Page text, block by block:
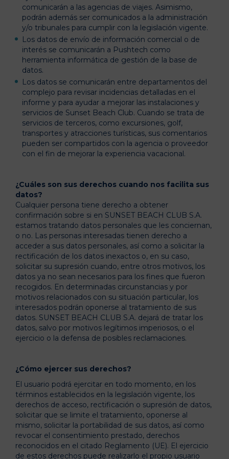
comunicarán a las agencias de viajes. Asimismo,
podrán además ser comunicados a la administración
y/o tribunales para cumplir con la legislación vigente.
Los datos de envío de información comercial o de
interés se comunicarán a Pushtech como
herramienta informática de gestión de la base de
datos.
Los datos se comunicarán entre departamentos del
complejo para revisar incidencias detalladas en el
informe y para ayudar a mejorar las instalaciones y
servicios de Sunset Beach Club. Cuando se trata de
servicios de terceros, como excursiones, golf,
transportes y atracciones turísticas, sus comentarios
pueden ser compartidos con la agencia o proveedor
con el fin de mejorar la experiencia vacacional.
¿Cuáles son sus derechos cuando nos facilita sus
datos?
Cualquier persona tiene derecho a obtener
confirmación sobre si en SUNSET BEACH CLUB S.A.
estamos tratando datos personales que les conciernan,
o no. Las personas interesadas tienen derecho a
acceder a sus datos personales, así como a solicitar la
rectificación de los datos inexactos o, en su caso,
solicitar su supresión cuando, entre otros motivos, los
datos ya no sean necesarios para los fines que fueron
recogidos. En determinadas circunstancias y por
motivos relacionados con su situación particular, los
interesados podrán oponerse al tratamiento de sus
datos. SUNSET BEACH CLUB S.A. dejará de tratar los
datos, salvo por motivos legítimos imperiosos, o el
ejercicio o la defensa de posibles reclamaciones.
¿Cómo ejercer sus derechos?
El usuario podrá ejercitar en todo momento, en los
términos establecidos en la legislación vigente, los
derechos de acceso, rectificación o supresión de datos,
solicitar que se limite el tratamiento, oponerse al
mismo, solicitar la portabilidad de sus datos, así como
revocar el consentimiento prestado, derechos
reconocidos en el citado Reglamento (UE). El ejercicio
de estos derechos puede realizarlo el propio usuario